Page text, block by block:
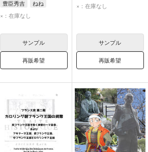
豊臣秀吉
ねね
×：在庫なし
サンプル
再販希望
×：在庫なし
サンプル
再販希望